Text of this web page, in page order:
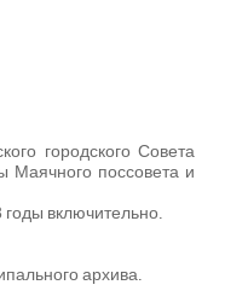
городского Совета
Маячного поссовета и
включительно.
архива.